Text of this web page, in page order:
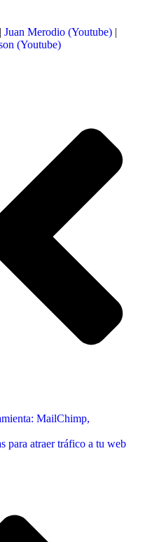
| Juan Merodio (Youtube) |
(Youtube)
MailChimp,
para atraer tráfico a tu web